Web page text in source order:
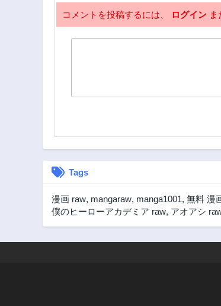
コメントを投稿するには、 ログイン ま
Tags
漫画 raw, mangaraw, manga1001, 無料 漫
僕のヒーローアカデミア raw, アオアシ